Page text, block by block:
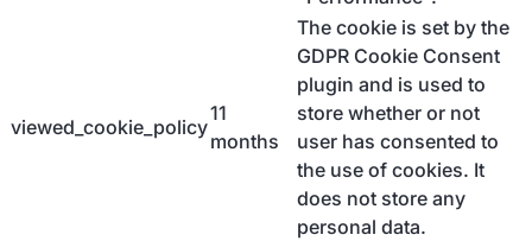
viewed_cookie_policy
11
months
The cookie is set by the
GDPR Cookie Consent
plugin and is used to
store whether or not
user has consented to
the use of cookies. It
does not store any
personal data.